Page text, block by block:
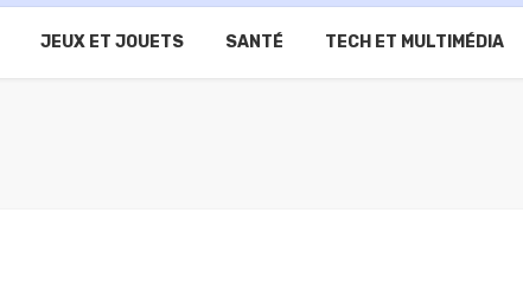
JEUX ET JOUETS SANTÉ TECH ET MULTIMÉDIA